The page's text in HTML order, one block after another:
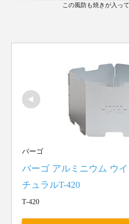
この風防も焼きが入っ
バーゴ
バーゴ アルミニウム ウ
チュラルT-420
T-420